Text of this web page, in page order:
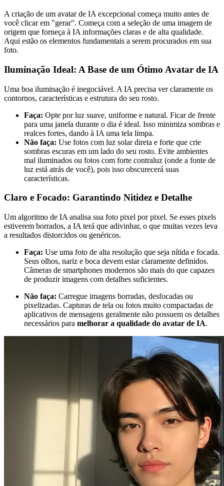
A criação de um avatar de IA excepcional começa muito antes de
você clicar em "gerar". Começa com a seleção de uma imagem de
origem que forneça à IA informações claras e de alta qualidade.
Aqui estão os elementos fundamentais a serem procurados em sua
foto.
Iluminação Ideal: A Base de um Ótimo Avatar de IA
Uma boa iluminação é inegociável. A IA precisa ver claramente os
contornos, características e estrutura do seu rosto.
Faça: Opte por luz suave, uniforme e natural. Ficar de frente
para uma janela durante o dia é ideal. Isso minimiza sombras e
realces fortes, dando à IA uma tela limpa.
Não faça: Use fotos com luz solar direta e forte que crie
sombras escuras em um lado do seu rosto. Evite ambientes
mal iluminados ou fotos com forte contraluz (onde a fonte de
luz está atrás de você), pois isso obscurecerá suas
características.
Claro e Focado: Garantindo Nitidez e Detalhe
Um algoritmo de IA analisa sua foto pixel por pixel. Se esses pixels
estiverem borrados, a IA terá que adivinhar, o que muitas vezes leva
a resultados distorcidos ou genéricos.
Faça: Use uma foto de alta resolução que seja nítida e focada.
Seus olhos, nariz e boca devem estar claramente definidos.
Câmeras de smartphones modernos são mais do que capazes
de produzir imagens com detalhes suficientes.
Não faça: Carregue imagens borradas, desfocadas ou
pixelizadas. Capturas de tela ou fotos muito compactadas de
aplicativos de mensagens geralmente não possuem os detalhes
necessários para melhorar a qualidade do avatar de IA.